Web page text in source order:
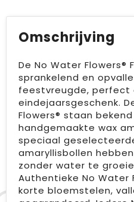
Omschrijving
De No Water Flowers®
sprankelend en
feestvreugde, perfect
eindejaarsgeschenk.
Flowers® staan
handgemaakte wax
speciaal
amaryllisbollen
zonder water te
Authentieke No Water
korte bloemstelen,